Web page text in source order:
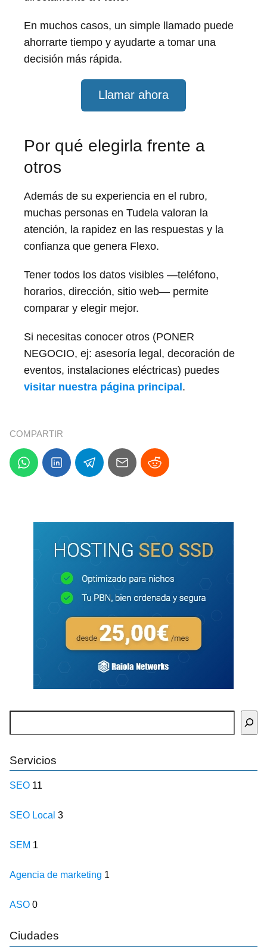
En muchos casos, un simple llamado puede
ahorrarte tiempo y ayudarte a tomar una
decisión más rápida.
Llamar ahora
Por qué elegirla frente a
otros
Además de su experiencia en el rubro,
muchas personas en Tudela valoran la
atención, la rapidez en las respuestas y la
confianza que genera Flexo.
Tener todos los datos visibles —teléfono,
horarios, dirección, sitio web— permite
comparar y elegir mejor.
Si necesitas conocer otros (PONER
NEGOCIO, ej: asesoría legal, decoración de
eventos, instalaciones eléctricas) puedes
visitar nuestra página principal.
COMPARTIR
Buscar
Servicios
SEO 11
SEO Local 3
SEM 1
Agencia de marketing 1
ASO 0
Ciudades